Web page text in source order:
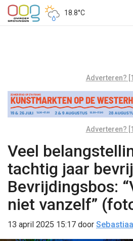
18.8°C
Adverteren?
Adverteren?
Veel
tachtig jaar
Bevrijdingsbos:
niet vanzelf”
13 april 2025 15:17 door